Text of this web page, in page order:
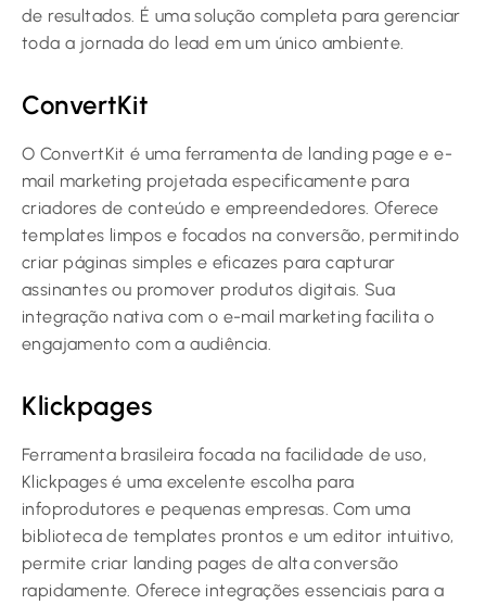
de resultados. É uma solução completa para gerenciar
toda a jornada do lead em um único ambiente.
ConvertKit
O ConvertKit é uma ferramenta de landing page e e-
mail marketing projetada especificamente para
criadores de conteúdo e empreendedores. Oferece
templates limpos e focados na conversão, permitindo
criar páginas simples e eficazes para capturar
assinantes ou promover produtos digitais. Sua
integração nativa com o e-mail marketing facilita o
engajamento com a audiência.
Klickpages
Ferramenta brasileira focada na facilidade de uso,
Klickpages é uma excelente escolha para
infoprodutores e pequenas empresas. Com uma
biblioteca de templates prontos e um editor intuitivo,
permite criar landing pages de alta conversão
rapidamente. Oferece integrações essenciais para a